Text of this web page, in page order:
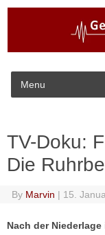
Skip to content
TV-Doku:
Die
By Marvin | 15.
Nach der